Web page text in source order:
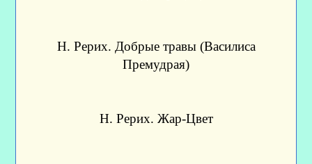
Н. Рерих. Добрые травы (Василиса
Премудрая)
Н. Рерих. Жар-Цвет